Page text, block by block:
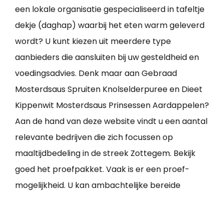
een lokale organisatie gespecialiseerd in tafeltje
dekje (daghap) waarbij het eten warm geleverd
wordt? U kunt kiezen uit meerdere type
aanbieders die aansluiten bij uw gesteldheid en
voedingsadvies. Denk maar aan Gebraad
Mosterdsaus Spruiten Knolselderpuree en Dieet
Kippenwit Mosterdsaus Prinsessen Aardappelen?
Aan de hand van deze website vindt u een aantal
relevante bedrijven die zich focussen op
maaltijdbedeling in de streek Zottegem. Bekijk
goed het proefpakket. Vaak is er een proef-
mogelijkheid. U kan ambachtelijke bereide